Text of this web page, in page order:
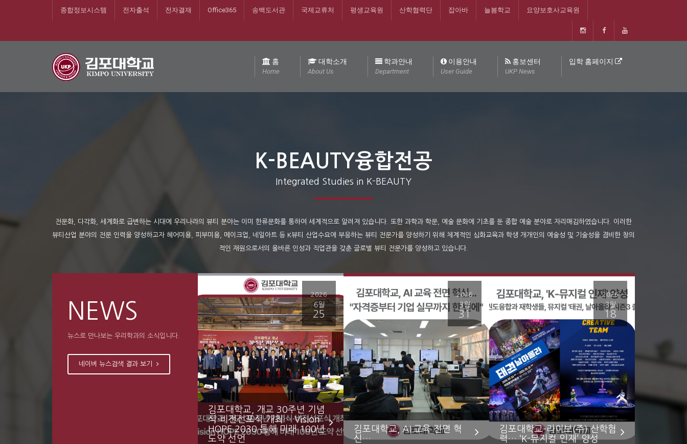
종합정보시스템 전자출석 전자결재 Office365 송백도서관 국제교류처 평생교육원 산학협력단 잡아바 늘봄학교 요양보호사교육원
홈
Home
대학소개
About Us
학과안내
Department
이용안내
User Guide
홍보센터
UKP News
입학 홈페이지
K-BEAUTY융합전공
Integrated Studies in K-BEAUTY
전문화, 다각화, 세계화로 급변하는 시대에 우리나라의 뷰티 분야는 이미 한류문화를 통하여 세계적으로 알려져 있습니다. 또한 과학과 학문, 예술 문화에 기초를 둔 종합 예술 분야로 자리매김하였습니다. 이러한
뷰티산업 분야의 전문 인력을 양성하고자 헤어미용, 피부미용, 메이크업, 네일아트 등 K뷰티 산업수요에 부응하는 뷰티 전문가를 양성하기 위해 체계적인 심화교육과 학생 개개인의 예술성 및 기술성을 겸비한 창의
적인 재원으로서의 올바른 인성과 직업관을 갖춘 글로벌 뷰티 전문가를 양성하고 있습니다.
NEWS
뉴스로 만나보는 우리학과의 소식입니다.
네이버 뉴스검색 결과 보기
2026
6월
25
김포대학교, 개교 30주년 기념
식·비전선포식 개최… Vision
HOPE 2030 통해 미래 100년
도약 선언
2026
3월
31
김포대학교, AI 교육 전면 혁
신…
2026
3월
18
김포대학교–라이브(주) 산학협
력… ‘K-뮤지컬 인재’ 양성